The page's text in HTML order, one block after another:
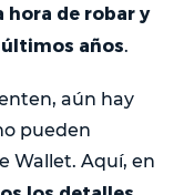
hora de robar y
años.
aún hay
pueden
Wallet. Aquí, en